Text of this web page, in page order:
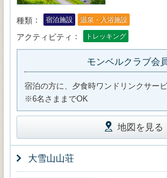
種類 宿泊施設 温泉・入浴施設
アクティビティ トレッキング
モンベルクラブ会
宿泊の方に、夕食時ワンドリンクサー
※6名さままでOK
地図を見る
大雪山山荘